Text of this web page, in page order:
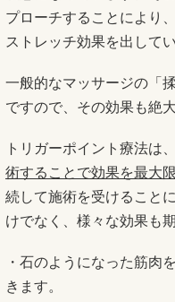
プローチすることにより
ストレッチ効果を出して
一般的なマッサージの「
ですので、その効果も絶
トリガーポイント療法は、
術することで効果を最大
続して施術を受けること
けでなく、様々な効果も
・石のようになった筋肉
きます。